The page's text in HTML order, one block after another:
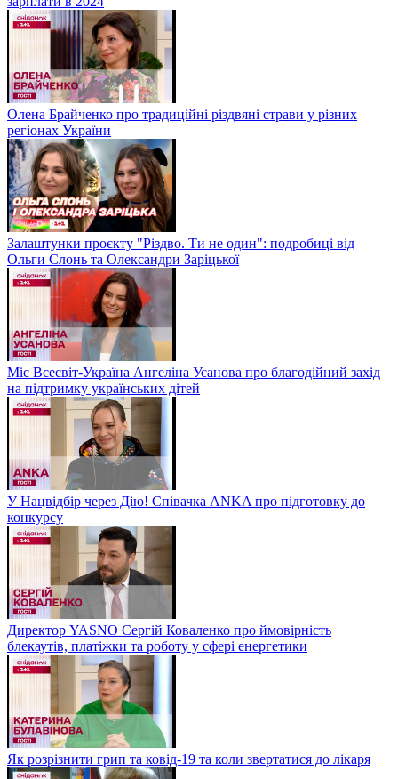
Олена Брайченко про традиційні різдвяні страви у різних
регіонах України
Залаштунки проєкту "Різдво. Ти не один": подробиці від
Ольги Слонь та Олександри Заріцької
Міс Всесвіт-Україна Ангеліна Усанова про благодійний захід
на підтримку українських дітей
У Нацвідбір через Дію! Співачка ANKA про підготовку до
конкурсу
Директор YASNO Сергій Коваленко про ймовірність
блекаутів, платіжки та роботу у сфері енергетики
Як розрізнити грип та ковід-19 та коли звертатися до лікаря